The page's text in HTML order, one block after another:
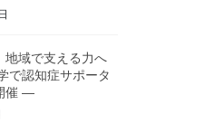
地域で支える力へ
で認知症サポータ
催 ―